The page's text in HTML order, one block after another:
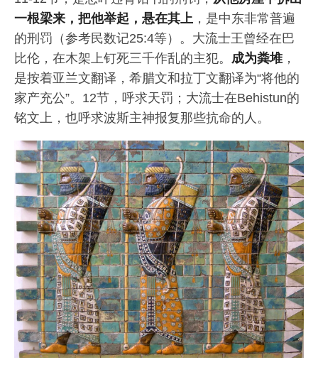
一根梁来，把他举起，悬在其上 ，是中东非常普遍
的刑罚（参考民数记25:4等）。大流士王曾经在巴
比伦，在木架上钉死三千作乱的主犯。 成为粪堆 ，
是按着亚兰文翻译，希腊文和拉丁文翻译为“将他的
家产充公”。12节，呼求天罚；大流士在Behistun的
铭文上，也呼求波斯主神报复那些抗命的人。